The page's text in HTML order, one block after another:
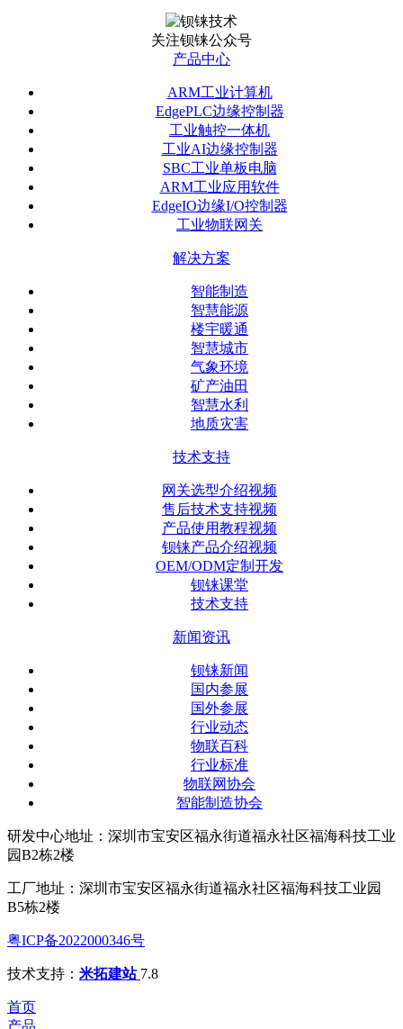
关注钡铼公众号
产品中心
ARM工业计算机
EdgePLC边缘控制器
工业触控一体机
工业AI边缘控制器
SBC工业单板电脑
ARM工业应用软件
EdgeIO边缘I/O控制器
工业物联网关
解决方案
智能制造
智慧能源
楼宇暖通
智慧城市
气象环境
矿产油田
智慧水利
地质灾害
技术支持
网关选型介绍视频
售后技术支持视频
产品使用教程视频
钡铼产品介绍视频
OEM/ODM定制开发
钡铼课堂
技术支持
新闻资讯
钡铼新闻
国内参展
国外参展
行业动态
物联百科
行业标准
物联网协会
智能制造协会
研发中心地址：深圳市宝安区福永街道福永社区福海科技工业
园B2栋2楼
工厂地址：深圳市宝安区福永街道福永社区福海科技工业园
B5栋2楼
粤ICP备2022000346号
技术支持： 米拓建站 7.8
首页
产品